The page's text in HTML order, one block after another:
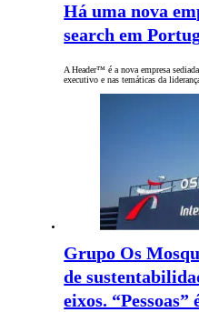
Há uma nova
search em
A Header™ é a nova empresa
executivo e nas temáticas da
Grupo Os
de
eixos. “Pessoas”